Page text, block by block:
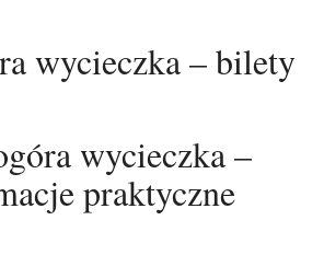
wycieczka – bilety
wycieczka –
praktyczne